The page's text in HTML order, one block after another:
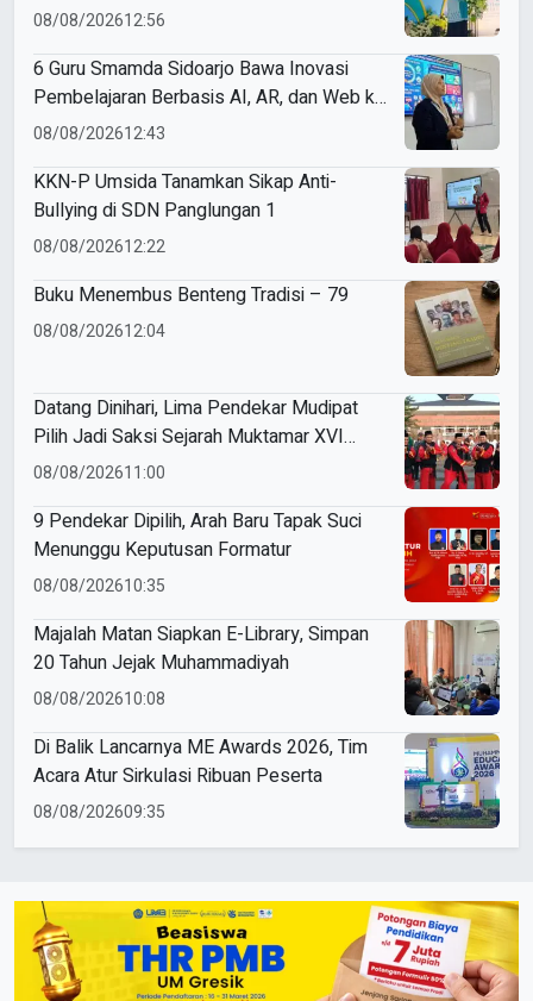
08/08/202612:56
6 Guru Smamda Sidoarjo Bawa Inovasi
Pembelajaran Berbasis AI, AR, dan Web ke
ME Award 2026
08/08/202612:43
KKN-P Umsida Tanamkan Sikap Anti-
Bullying di SDN Panglungan 1
08/08/202612:22
Buku Menembus Benteng Tradisi – 79
08/08/202612:04
Datang Dinihari, Lima Pendekar Mudipat
Pilih Jadi Saksi Sejarah Muktamar XVI
Tapak Suci
08/08/202611:00
9 Pendekar Dipilih, Arah Baru Tapak Suci
Menunggu Keputusan Formatur
08/08/202610:35
Majalah Matan Siapkan E-Library, Simpan
20 Tahun Jejak Muhammadiyah
08/08/202610:08
Di Balik Lancarnya ME Awards 2026, Tim
Acara Atur Sirkulasi Ribuan Peserta
08/08/202609:35